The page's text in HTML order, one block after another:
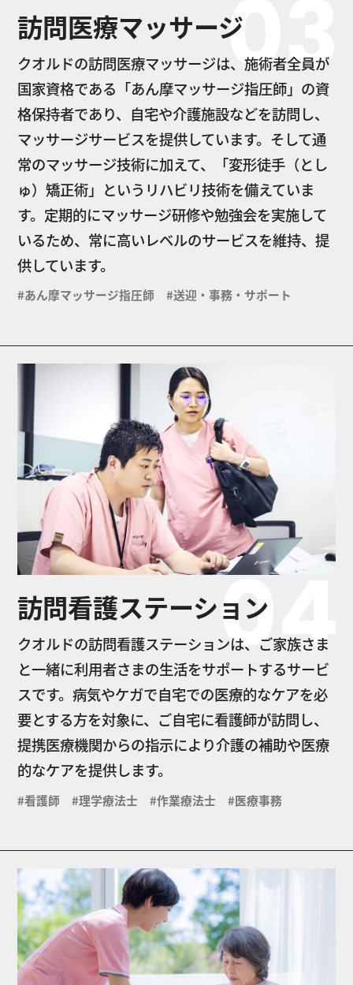
03
訪問医療マッサージ
クオルドの訪問医療マッサージは、施術者全員が
国家資格である「あん摩マッサージ指圧師」の資
格保持者であり、自宅や介護施設などを訪問し、
マッサージサービスを提供しています。そして通
常のマッサージ技術に加えて、「変形徒手（とし
ゅ）矯正術」というリハビリ技術を備えていま
す。定期的にマッサージ研修や勉強会を実施して
いるため、常に高いレベルのサービスを維持、提
供しています。
#あん摩マッサージ指圧師 #送迎・事務・サポート
04
訪問看護ステーション
クオルドの訪問看護ステーションは、ご家族さま
と一緒に利用者さまの生活をサポートするサービ
スです。病気やケガで自宅での医療的なケアを必
要とする方を対象に、ご自宅に看護師が訪問し、
提携医療機関からの指示により介護の補助や医療
的なケアを提供します。
#看護師 #理学療法士 #作業療法士 #医療事務